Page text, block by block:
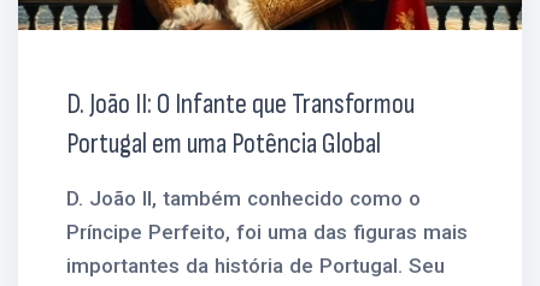
D. João II: O Infante que Transformou
Portugal em uma Potência Global
D. João II, também conhecido como o
Príncipe Perfeito, foi uma das figuras mais
importantes da história de Portugal. Seu